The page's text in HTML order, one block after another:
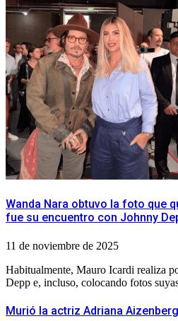
Wanda Nara obtuvo la foto que
fue su encuentro con Johnny
11 de noviembre de 2025
Habitualmente, Mauro Icardi realiza
Depp e, incluso, colocando fotos
Murió la actriz Adriana Aizenberg